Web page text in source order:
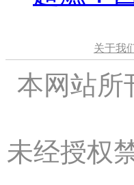
关于我
本网站所
未经授权